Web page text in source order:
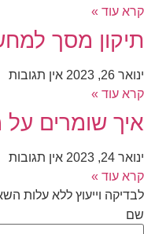
קרא עוד »
תיקון מסך
ינואר 26, 2023
אין תגובות
קרא עוד »
איך שומרים על
ינואר 24, 2023
אין תגובות
קרא עוד »
לבדיקה וייעוץ ללא עלות
שם